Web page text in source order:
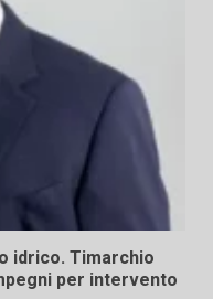
idrico. Timarchio
per intervento